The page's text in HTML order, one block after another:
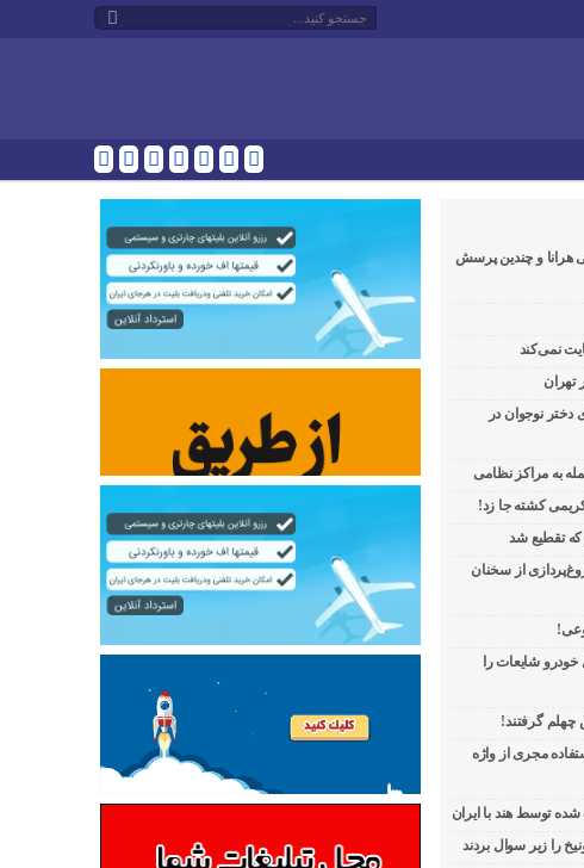
هرانا و چندین پرسش
نمی‌کند
تهران
نوجوان در
به مراکز نظامی
کشته جا زد!
تقطیع شد
از سخنان
خودرو شایعات را
چهلم گرفتند!
مجری از واژه
توسط هند با ایران